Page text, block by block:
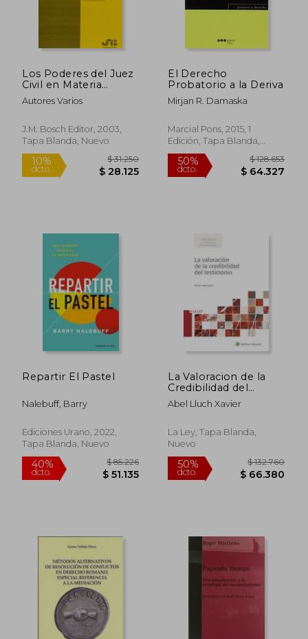
dcto. $ 74.220 dcto.
Los Poderes del Juez
Civil en Materia
Probatoria
Autores Varios
J.M. Bosch Editor, 2003,
Tapa Blanda, Nuevo
10%
dcto. $ 28.125
El Derecho
Probatorio a la Deriva
Mirjan R. Damaska
Marcial Pons, 2015, 1
Edición, Tapa Blanda,
Nuevo
50%
dcto. $
Repartir El Pastel
Nalebuff, Barry
Ediciones Urano, 2022,
Tapa Blanda, Nuevo
La Valoracion de la
Credibilidad del
Testimonio
Abel Lluch Xavier
La Ley, Tapa Blanda,
Nuevo